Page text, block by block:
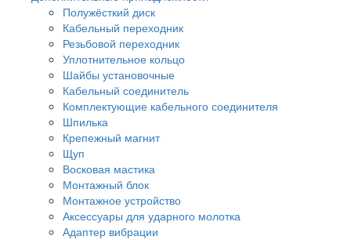
Полужёсткий диск
Кабельный переходник
Резьбовой переходник
Уплотнительное кольцо
Шайбы установочные
Кабельный соединитель
Комплектующие кабельного соединителя
Шпилька
Крепежный магнит
Щуп
Восковая мастика
Монтажный блок
Монтажное устройство
Аксессуары для ударного молотка
Адаптер вибрации